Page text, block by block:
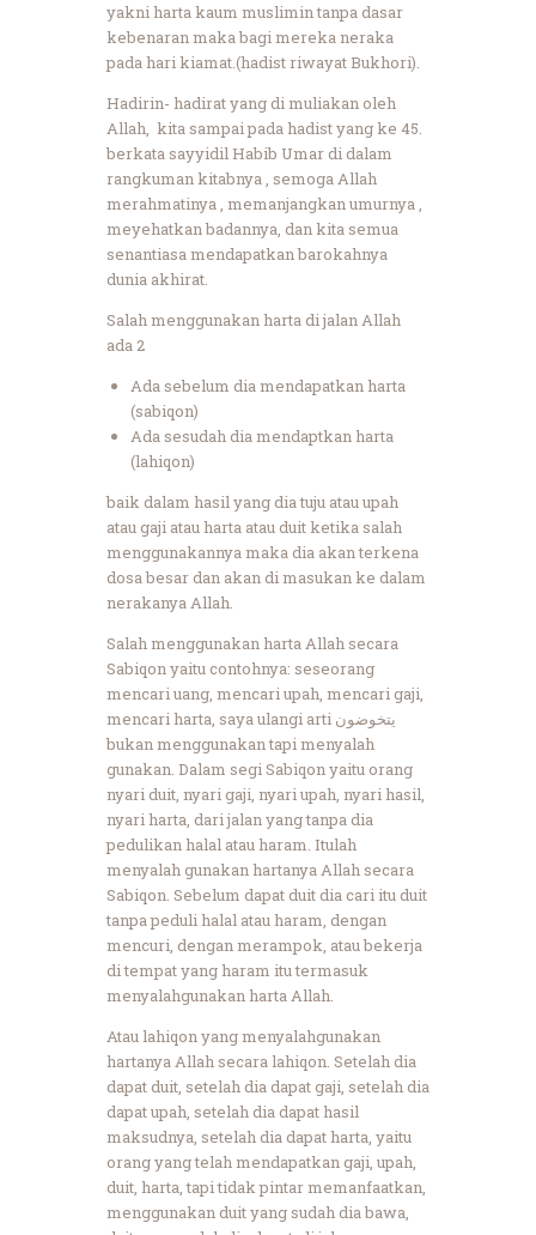
yakni harta kaum muslimin tanpa dasar
kebenaran maka bagi mereka neraka
pada hari kiamat.(hadist riwayat Bukhori).
Hadirin- hadirat yang di muliakan oleh
Allah, kita sampai pada hadist yang ke 45.
berkata sayyidil Habib Umar di dalam
rangkuman kitabnya , semoga Allah
merahmatinya , memanjangkan umurnya ,
meyehatkan badannya, dan kita semua
senantiasa mendapatkan barokahnya
dunia akhirat.
Salah menggunakan harta di jalan Allah
ada 2
Ada sebelum dia mendapatkan harta
(sabiqon)
Ada sesudah dia mendaptkan harta
(lahiqon)
baik dalam hasil yang dia tuju atau upah
atau gaji atau harta atau duit ketika salah
menggunakannya maka dia akan terkena
dosa besar dan akan di masukan ke dalam
nerakanya Allah.
Salah menggunakan harta Allah secara
Sabiqon yaitu contohnya: seseorang
mencari uang, mencari upah, mencari gaji,
mencari harta, saya ulangi arti يتخوضون
bukan menggunakan tapi menyalah
gunakan. Dalam segi Sabiqon yaitu orang
nyari duit, nyari gaji, nyari upah, nyari hasil,
nyari harta, dari jalan yang tanpa dia
pedulikan halal atau haram. Itulah
menyalah gunakan hartanya Allah secara
Sabiqon. Sebelum dapat duit dia cari itu duit
tanpa peduli halal atau haram, dengan
mencuri, dengan merampok, atau bekerja
di tempat yang haram itu termasuk
menyalahgunakan harta Allah.
Atau lahiqon yang menyalahgunakan
hartanya Allah secara lahiqon. Setelah dia
dapat duit, setelah dia dapat gaji, setelah dia
dapat upah, setelah dia dapat hasil
maksudnya, setelah dia dapat harta, yaitu
orang yang telah mendapatkan gaji, upah,
duit, harta, tapi tidak pintar memanfaatkan,
menggunakan duit yang sudah dia bawa,